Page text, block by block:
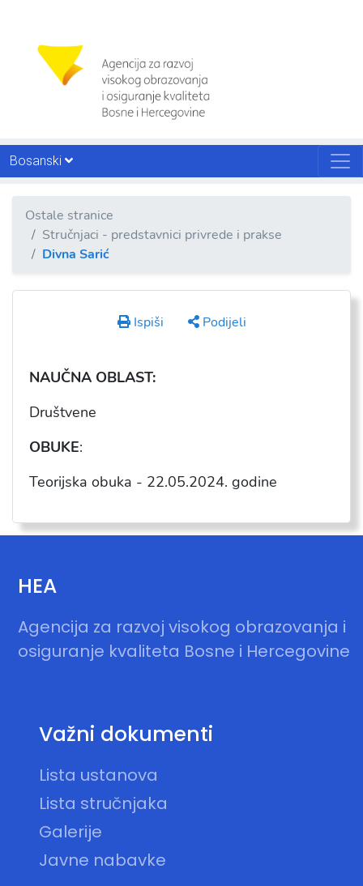
Bosanski
Ostale stranice
Stručnjaci - predstavnici privrede i prakse
Divna Sarić
Ispiši Podijeli
NAUČNA OBLAST:
Društvene
OBUKE:
Teorijska obuka - 22.05.2024. godine
HEA
Agencija za razvoj visokog obrazovanja i
osiguranje kvaliteta Bosne i Hercegovine
Važni dokumenti
Lista ustanova
Lista stručnjaka
Galerije
Javne nabavke